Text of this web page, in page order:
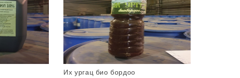
Их ургац био бордоо